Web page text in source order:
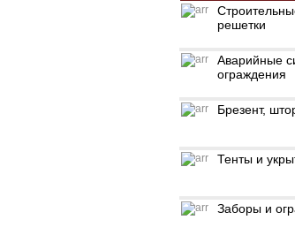
решетки
Аварийные
ограждения
Брезент,
Тенты и
Заборы и